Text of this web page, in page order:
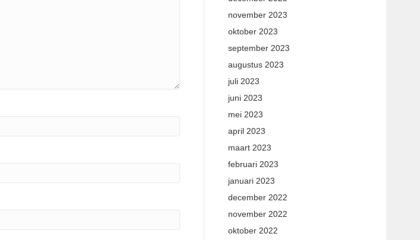
november 2023
oktober 2023
september 2023
augustus 2023
juli 2023
juni 2023
mei 2023
april 2023
maart 2023
februari 2023
januari 2023
december 2022
november 2022
oktober 2022